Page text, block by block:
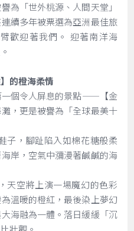
為「世外桃源、人間天堂」
續多年被票選為亞洲最佳旅
歡迎著我們。 迎著南洋海
的橙海柔情
一個令人屏息的景點——【金
，更是被譽為「全球最美十
子，腳趾陷入如棉花糖般柔
岸，空氣中瀰漫著鹹鹹的海
天空將上演一場魔幻的色彩
溫暖的橙紅，最後染上夢幻
海融為一體。落日緩緩「沉